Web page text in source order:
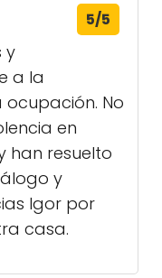
5/5
y
a la
No
en
han resuelto
y
Igor por
casa.